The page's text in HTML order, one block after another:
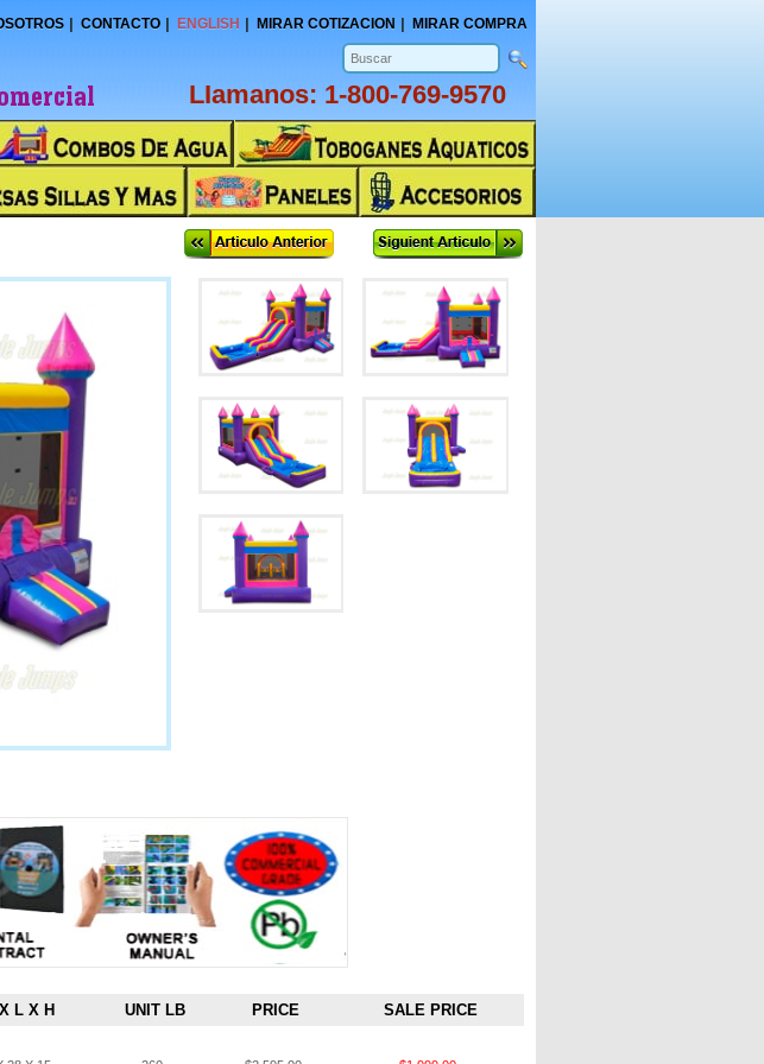
CONTACTO ENGLISH MIRAR COTIZACION MIRAR COMPRA
LIamanos: 1-800-769-9570
L X H UNIT LB PRICE SALE PRICE